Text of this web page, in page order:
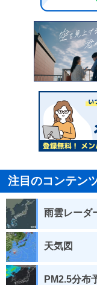
注目のコンテン
雨雲レーダ
天気図
PM2.5分布